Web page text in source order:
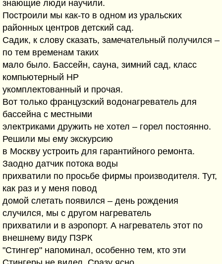
знающие люди научили.
Построили мы как-то в одном из уральских
районных центров детский сад.
Садик, к слову сказать, замечательный получился –
по тем временам таких
мало было. Бассейн, сауна, зимний сад, класс
компьютерный HP
укомплектованный и прочая.
Вот только французский водонагреватель для
бассейна с местными
электриками дружить не хотел – горел постоянно.
Решили мы ему экскурсию
в Москву устроить для гарантийного ремонта.
Заодно датчик потока воды
прихватили по просьбе фирмы производителя. Тут,
как раз и у меня повод
домой слетать появился – день рождения
случился, мы с другом нагреватель
прихватили и в аэропорт. А нагреватель этот по
внешнему виду ПЗРК
"Стингер" напоминал, особенно тем, кто эти